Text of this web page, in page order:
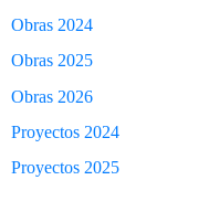
Obras 2024
Obras 2025
Obras 2026
Proyectos 2024
Proyectos 2025